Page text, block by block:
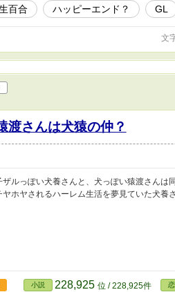
百合 ハッピーエンド？ GL
文
渡さんは犬猿の仲？
ザルっぽい犬養さんと、犬っぽい猿渡さんは
ヤホヤされるハーレム生活を夢見ていた犬養
小説 228,925 位 / 228,925件